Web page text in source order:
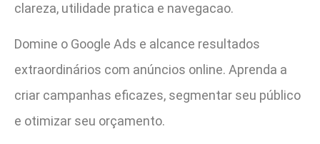
clareza, utilidade pratica e navegacao.
Domine o Google Ads e alcance resultados
extraordinários com anúncios online. Aprenda a
criar campanhas eficazes, segmentar seu público
e otimizar seu orçamento.